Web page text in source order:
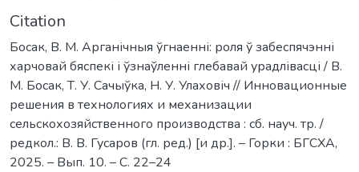
Citation
Босак, В. М. Арганічныя ўгнаенні: роля ў забеспячэнні
харчовай бяспекі і ўзнаўленні глебавай урадлівасці / В.
М. Босак, Т. У. Сачыўка, Н. У. Улаховіч // Инновационные
решения в технологиях и механизации
сельскохозяйственного производства : сб. науч. тр. /
редкол.: В. В. Гусаров (гл. ред.) [и др.]. – Горки : БГСХА,
2025. – Вып. 10. – С. 22–24